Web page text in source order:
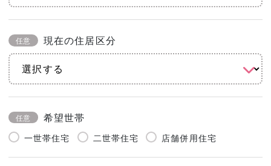
任意 現在の住居区分
任意 希望世帯
一世帯住宅 二世帯住宅 店舗併用住宅